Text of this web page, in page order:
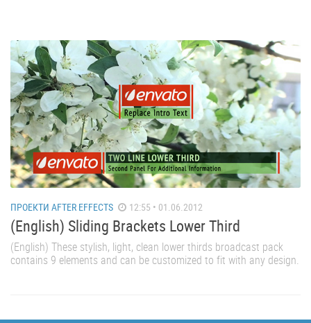
ПРОЕКТИ AFTER EFFECTS 12:55 • 01.06.2012
(English) Sliding Brackets Lower Third
(English) These stylish, light, clean lower thirds broadcast pack
contains 9 elements and can be customized to fit with any design.